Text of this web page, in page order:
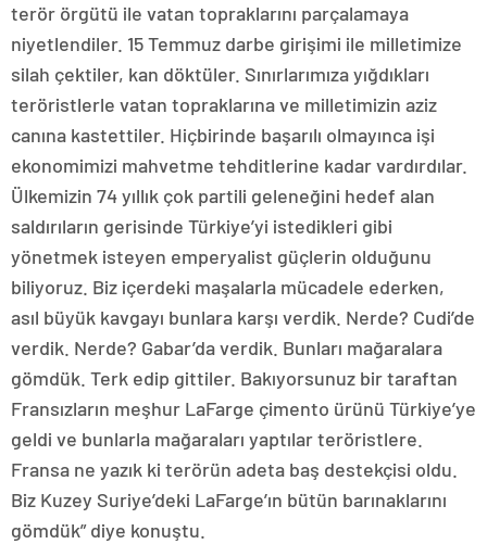
terör örgütü ile vatan topraklarını parçalamaya
niyetlendiler. 15 Temmuz darbe girişimi ile milletimize
silah çektiler, kan döktüler. Sınırlarımıza yığdıkları
teröristlerle vatan topraklarına ve milletimizin aziz
canına kastettiler. Hiçbirinde başarılı olmayınca işi
ekonomimizi mahvetme tehditlerine kadar vardırdılar.
Ülkemizin 74 yıllık çok partili geleneğini hedef alan
saldırıların gerisinde Türkiye’yi istedikleri gibi
yönetmek isteyen emperyalist güçlerin olduğunu
biliyoruz. Biz içerdeki maşalarla mücadele ederken,
asıl büyük kavgayı bunlara karşı verdik. Nerde? Cudi’de
verdik. Nerde? Gabar’da verdik. Bunları mağaralara
gömdük. Terk edip gittiler. Bakıyorsunuz bir taraftan
Fransızların meşhur LaFarge çimento ürünü Türkiye’ye
geldi ve bunlarla mağaraları yaptılar teröristlere.
Fransa ne yazık ki terörün adeta baş destekçisi oldu.
Biz Kuzey Suriye’deki LaFarge’ın bütün barınaklarını
gömdük” diye konuştu.